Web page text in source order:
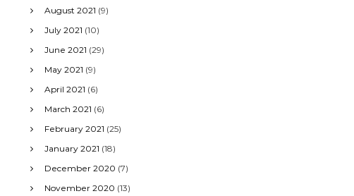
August 2021 (9)
July 2021 (10)
June 2021 (29)
May 2021 (9)
April 2021 (6)
March 2021 (6)
February 2021 (25)
January 2021 (18)
December 2020 (7)
November 2020 (13)